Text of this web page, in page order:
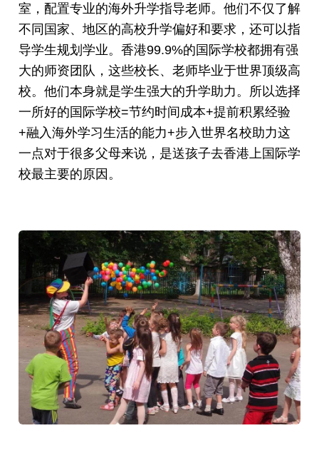
室，配置专业的海外升学指导老师。他们不仅了解
不同国家、地区的高校升学偏好和要求，还可以指
导学生规划学业。香港99.9%的国际学校都拥有强
大的师资团队，这些校长、老师毕业于世界顶级高
校。他们本身就是学生强大的升学助力。所以选择
一所好的国际学校=节约时间成本+提前积累经验
+融入海外学习生活的能力+步入世界名校助力这
一点对于很多父母来说，是送孩子去香港上国际学
校最主要的原因。